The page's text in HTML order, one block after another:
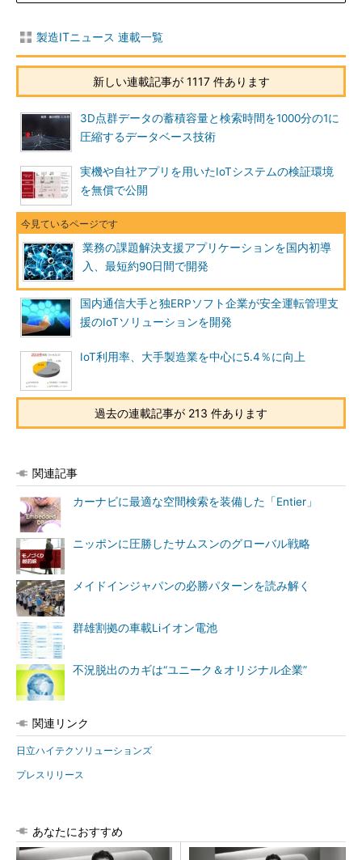
製造ITニュース 連載一覧
新しい連載記事が 1117 件あります
3D点群データの蓄積容量と検索時間を1000分の1に
圧縮するデータベース技術
実機や自社アプリを用いたIoTシステムの検証環境
を無償で公開
業務の課題解決支援アプリケーションを国内初導
入、最短約90日間で開発
国内通信大手と独ERPソフト企業が安全運転管理支
援のIoTソリューションを開発
IoT利用率、大手製造業を中心に5.4％に向上
過去の連載記事が 213 件あります
関連記事
カーナビに最適な空間検索を装備した「Entier」
ニッポンに圧勝したサムスンのグローバル戦略
メイドインジャパンの必勝パターンを読み解く
群雄割拠の車載Liイオン電池
不況脱出のカギは“ユニーク＆オリジナル企業”
関連リンク
日立ハイテクソリューションズ
プレスリリース
あなたにおすすめ